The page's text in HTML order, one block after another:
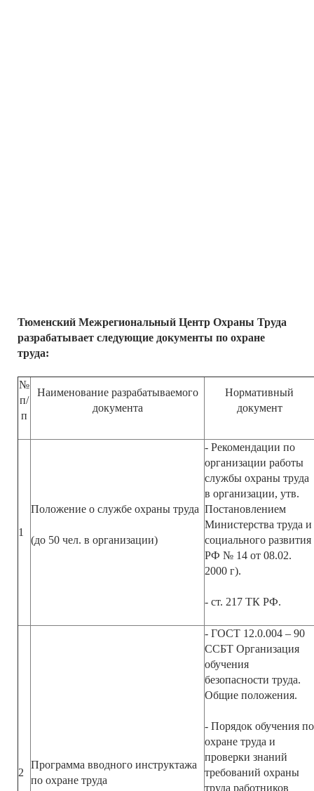
Тюменский Межрегиональный Центр Охраны Труда
разрабатывает следующие документы по охране
труда:
№
п/
п
Наименование разрабатываемого
документа
Нормативный
документ
1
Положение о службе охраны труда
(до 50 чел. в организации)
- Рекомендации по
организации работы
службы охраны труда
в организации, утв.
Постановлением
Министерства труда и
социального развития
РФ № 14 от 08.02.
2000 г).
- ст. 217 ТК РФ.
2
Программа вводного инструктажа
по охране труда
- ГОСТ 12.0.004 – 90
ССБТ Организация
обучения
безопасности труда.
Общие положения.
- Порядок обучения по
охране труда и
проверки знаний
требований охраны
труда работников